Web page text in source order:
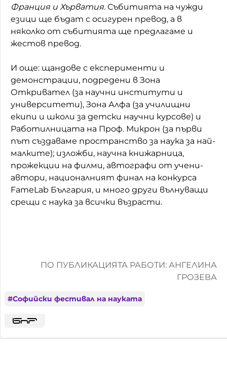
Франция и Хърватия. Събитията на чужди
езици ще бъдат с осигурен превод, а в
няколко от събитията ще предлагаме и
жестов превод.
И още: щандове с експерименти и
демонстрации, подредени в Зона
Откривател (за научни институти и
университети), Зона Алфа (за училищни
екипи и школи за детски научни курсове) и
Работилницата на Проф. Микрон (за първи
път създаваме пространство за наука за най-
малките); изложби, научна книжарница,
прожекции на филми, автографи от учени-
автори, националният финал на конкурса
FameLab България, и много други вълнуващи
срещи с наука за всички възрасти.
ПО ПУБЛИКАЦИЯТА РАБОТИ: АНГЕЛИНА
ГРОЗЕВА
#Софийски фестивал на науката